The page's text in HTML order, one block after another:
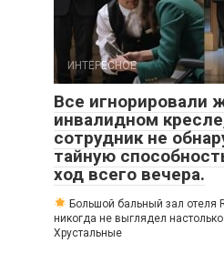
ИНТЕРЕСНОЕ
Все игнорировали
инвалидном
сотрудник не
тайную
ход всего вечера.
Большой бальный зал отеля
никогда не выглядел
Хрустальные